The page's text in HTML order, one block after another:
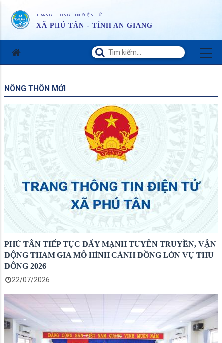
TRANG THÔNG TIN ĐIỆN TỬ
XÃ PHÚ TÂN - TỈNH AN GIANG
NÔNG THÔN MỚI
PHÚ TÂN TIẾP TỤC ĐẨY MẠNH TUYÊN TRUYỀN, VẬN
ĐỘNG THAM GIA MÔ HÌNH CÁNH ĐỒNG LỚN VỤ THU
ĐÔNG 2026
22/07/2026